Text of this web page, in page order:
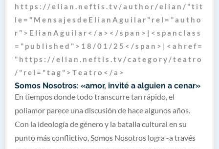
Somos Nosotros: «amor, invité a alguien a cenar»
h t t p s : / / e l i a n . n e f t i s . t v / a u t h o r / e l i a n / " t i t
l e = " M e n s a j e s d e E l i a n A g u i l a r " r e l = " a u t h o
r " > E l i a n A g u i l a r < / a > < / s p a n > | < s p a n c l a s s
= " p u b l i s h e d " > 1 8 / 0 1 / 2 5 < / s p a n > | < a h r e f =
" h t t p s : / / e l i a n . n e f t i s . t v / c a t e g o r y / t e a t r o
/ " r e l = " t a g " > T e a t r o < / a >
En tiempos donde todo transcurre tan rápido, el
poliamor parece una discusión de hace algunos años.
Con la ideología de género y la batalla cultural en su
punto más conflictivo, Somos Nosotros logra -a través